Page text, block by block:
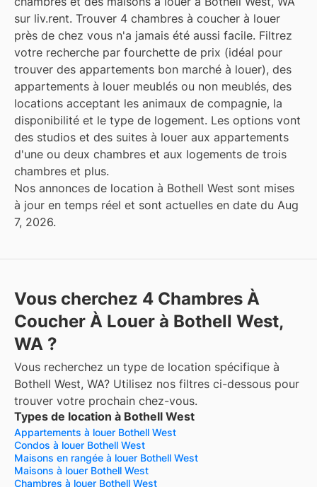
sur liv.rent. Trouver 4 chambres à coucher à louer
près de chez vous n'a jamais été aussi facile. Filtrez
votre recherche par fourchette de prix (idéal pour
trouver des appartements bon marché à louer), des
appartements à louer meublés ou non meublés, des
locations acceptant les animaux de compagnie, la
disponibilité et le type de logement. Les options vont
des studios et des suites à louer aux appartements
d'une ou deux chambres et aux logements de trois
chambres et plus.
Nos annonces de location à Bothell West sont mises
à jour en temps réel et sont actuelles en date du Aug
7, 2026.
Vous cherchez 4 Chambres À
Coucher À Louer à Bothell West,
WA ?
Vous recherchez un type de location spécifique à
Bothell West, WA? Utilisez nos filtres ci-dessous pour
trouver votre prochain chez-vous.
Types de location à Bothell West
Appartements à louer Bothell West
Condos à louer Bothell West
Maisons en rangée à louer Bothell West
Maisons à louer Bothell West
Chambres à louer Bothell West